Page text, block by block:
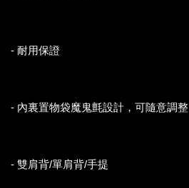
- 耐用保證
- 內裏置物袋魔鬼氈設計，可隨意調整
- 雙肩背/單肩背/手提